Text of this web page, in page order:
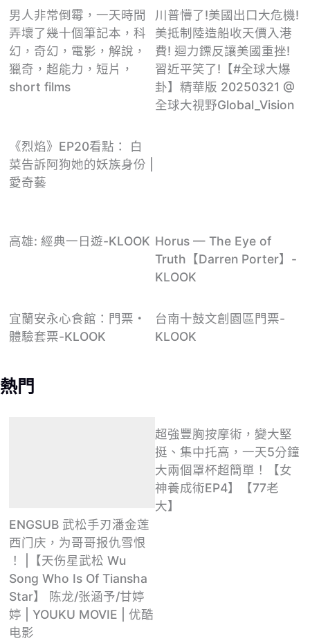
男人非常倒霉，一天時間
弄壞了幾十個筆記本，科
幻，奇幻，電影，解說，
獵奇，超能力，短片，
short films
川普懵了!美國出口大危機!
美抵制陸造船收天價入港
費! 迴力鏢反讓美國重挫!
習近平笑了!【#全球大爆
卦】精華版 20250321 @
全球大視野Global_Vision
《烈焰》EP20看點： 白
菜告訴阿狗她的妖族身份 |
愛奇藝
高雄: 經典一日遊-KLOOK Horus — The Eye of
Truth【Darren Porter】-
KLOOK
宜蘭安永心食館：門票・
體驗套票-KLOOK
台南十鼓文創園區門票-
KLOOK
熱門
ENGSUB 武松手刃潘金莲
西门庆，为哥哥报仇雪恨
！ |【天伤星武松 Wu
Song Who Is Of Tiansha
Star】 陈龙/张涵予/甘婷
婷 | YOUKU MOVIE | 优酷
电影
超強豐胸按摩術，變大堅
挺、集中托高，一天5分鐘
大兩個罩杯超簡單！【女
神養成術EP4】【77老
大】